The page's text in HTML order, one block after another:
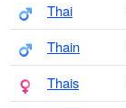
Thai
Thain
Thais